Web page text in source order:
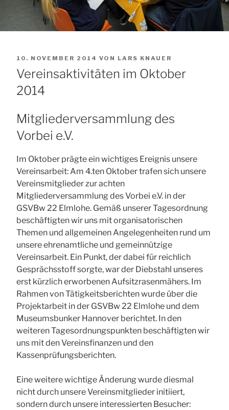
VERÖFFENTLICHT
AM
10. NOVEMBER 2014 VON LARS KNAUER
Vereinsaktivitäten im Oktober
2014
Mitgliederversammlung des
Vorbei e.V.
Im Oktober prägte ein wichtiges Ereignis unsere
Vereinsarbeit: Am 4.ten Oktober trafen sich unsere
Vereinsmitglieder zur achten
Mitgliederversammlung des Vorbei e.V. in der
GSVBw 22 Elmlohe. Gemäß unserer Tagesordnung
beschäftigten wir uns mit organisatorischen
Themen und allgemeinen Angelegenheiten rund um
unsere ehrenamtliche und gemeinnützige
Vereinsarbeit. Ein Punkt, der dabei für reichlich
Gesprächsstoff sorgte, war der Diebstahl unseres
erst kürzlich erworbenen Aufsitzrasenmähers. Im
Rahmen von Tätigkeitsberichten wurde über die
Projektarbeit in der GSVBw 22 Elmlohe und dem
Museumsbunker Hannover berichtet. In den
weiteren Tagesordnungspunkten beschäftigten wir
uns mit den Vereinsfinanzen und den
Kassenprüfungsberichten.
Eine weitere wichtige Änderung wurde diesmal
nicht durch unsere Vereinsmitglieder initiiert,
sondern durch unsere interessierten Besucher: